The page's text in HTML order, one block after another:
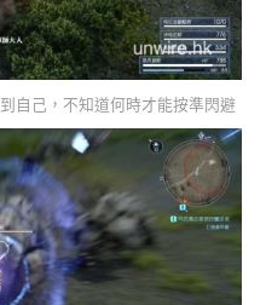
自己，不知道何時才能按準閃避